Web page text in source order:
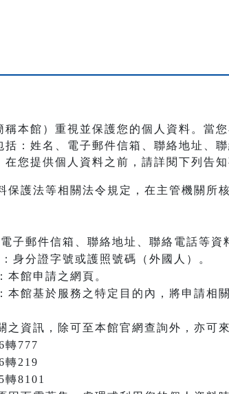
本館）重視並保護您的個人資料。當
：姓名、電子郵件信箱、聯絡地址、
您提供個人資料之前，請詳閱下列告知
保護法等相關法令規定，在主管機關所
子郵件信箱、聯絡地址、聯絡電話等資
身分證字號或護照號碼（外國人）。
本館申請之網頁。
本館基於服務之特定目的內，將申請相
之資訊，除可至本館官網查詢外，亦可
777
219
8101